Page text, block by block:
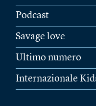
Podcast
Savage love
Ultimo numero
Internazionale